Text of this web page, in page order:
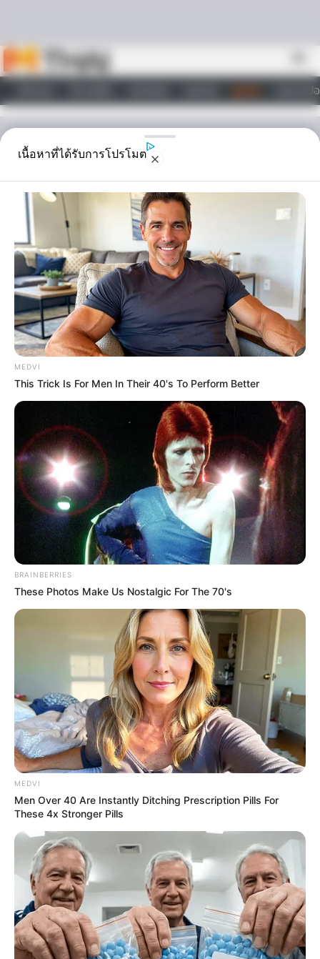
วอลเปเ
ไลฟ์สไตล์
ดูดวง
น้ำหอม กลิ่นไหนถึงจะเหมาะ
กับคุณ
น้ำหอม กลิ่นไหนถึงจะเหมาะกับคุณมากที่สุด กรณีที่คุณไม่สามารถเลือก
ได้ เราจึงมีตัวช่วยมาเพื่อช่วยให้คุณเลือก น้ำหอม ที่เหมาะกับคุณได้ง่ายขึ้น
Home/ดูดวง/ น้ำหอม กลิ่นไหนถึงจะเหมาะกับคุณ
ดูดวง |
30 ส.ค. 2013
แบ่งปัน
น้ำหอมกลิ่นไหนถึงจะเหมาะกับคุณมากที่สุด ในกรณีที่
คุณไม่สามารถเลือกได้Horoscope.Mthai.comจึงมี
ตัวช่วยมาเพื่อช่วยให้คุณเลือกน้ำหอม ที่เหมาะกับคุณได้
ง่ายขึ้น
น้ำหอม กลิ่นไหนถึงจะเหมาะกับคุณ
1. เวลาดูหนังคุณชื่นชอบภาพยนต์ประเภทไหนเป็น
พิเศษ
a.หนังสารคดี
b.หนังรักโรแมนติก
c.หนังตลก
d.หนังแอคชั่น
e.หนังลึกลับฆาตกร
2. ถ้าให้คุณเลือกซื้อรถยนต์ คุณคิดว่ารถยนต์แบบไหนที่
คุณจะเลือกซื้อ
รถอะไรก็ได้ที่รักษาสิ่งแวดล้อม
b. รถเปิดประทุน
รถสปอร์ตสองที่นั่ง
d.รถจิ๊ป
e.รถลิมูซีน
เนื้อหาที่ได้รับการโปรโมต
MEDVI
This Trick Is For Men In Their 40's To Perform Better
BRAINBERRIES
These Photos Make Us Nostalgic For The 70's
MEDVI
Men Over 40 Are Instantly Ditching Prescription Pills For
These 4x Stronger Pills